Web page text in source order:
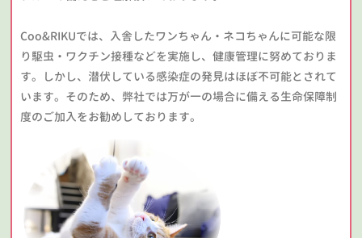
Coo&RIKUでは、入舎したワンちゃん・ネコちゃんに可能な限
り駆虫・ワクチン接種などを実施し、健康管理に努めておりま
す。しかし、潜伏している感染症の発見はほぼ不可能とされて
います。そのため、弊社では万が一の場合に備える生命保障制
度のご加入をお勧めしております。